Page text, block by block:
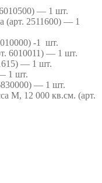
— 1 шт.
(арт. 2511600) — 1
-1 шт.
6010011) — 1 шт.
— 1 шт.
1 шт.
— 1 шт.
М, 12 000 кв.см. (арт.